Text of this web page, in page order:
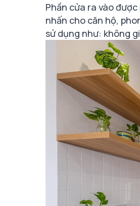
Phần cửa ra vào
nhấn cho căn hộ,
sử dụng như: không